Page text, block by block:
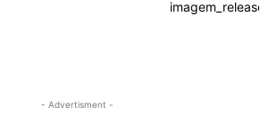
- Advertisment -